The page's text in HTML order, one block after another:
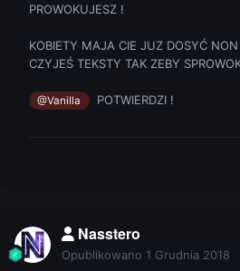
PROWOKUJESZ !
KOBIETY MAJA CIE JUZ DOSYĆ
CZYJEŚ TEKSTY TAK ZEBY
@Vanilla POTWIERDZI !
Nasstero
Opublikowano 1 Grudnia 2018